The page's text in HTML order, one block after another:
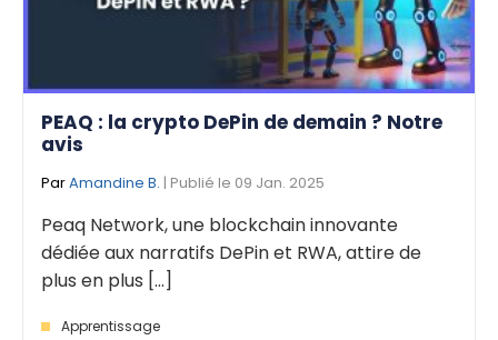
PEAQ : la crypto DePin de demain ? Notre
avis
ParAmandine B. | Publié le 09 Jan. 2025
Peaq Network, une blockchain innovante
dédiée aux narratifs DePin et RWA, attire de
plus en plus [...]
Apprentissage